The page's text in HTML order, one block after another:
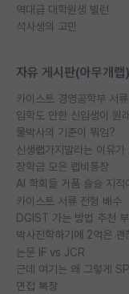
역대급 대학원생 빌런
석사생의 고민
자유 게시판(아무개
카이스트 경영공학부 서류
입학도 안한 신입생이 원
물박사의 기준이 뭐임?
신생랩가지말라는 이유가
장학금 모은 랩비통장
AI 학회들 거품 슬슬 지적
카이스트 서류 전형 배수
DGIST 가는 방법 추천
논문 IF vs JCR
근데 여기는 왜 그렇게
면접 복장